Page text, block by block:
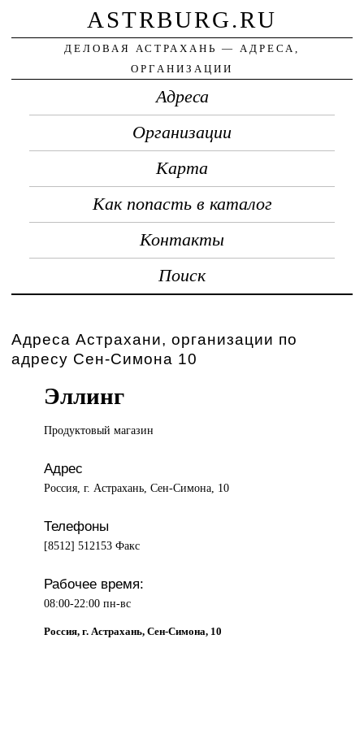
ASTRBURG.RU
ДЕЛОВАЯ АСТРАХАНЬ — АДРЕСА,
ОРГАНИЗАЦИИ
Адреса
Организации
Карта
Как попасть в каталог
Контакты
Поиск
Адреса Астрахани, организации по
адресу Сен-Симона 10
Эллинг
Продуктовый магазин
Адрес
Россия, г. Астрахань, Сен-Симона, 10
Телефоны
[8512] 512153 Факс
Рабочее время:
08:00-22:00 пн-вс
Россия, г. Астрахань, Сен-Симона, 10